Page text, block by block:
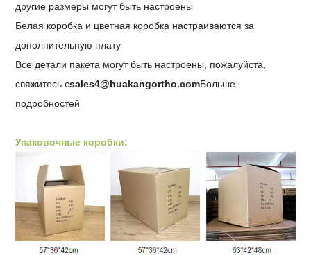
другие размеры могут быть настроены
Белая коробка и цветная коробка настраиваются за
дополнительную плату
Все детали пакета могут быть настроены, пожалуйста,
свяжитесь сsales4@huakangortho.comБольше
подробностей
Упаковочные коробки: